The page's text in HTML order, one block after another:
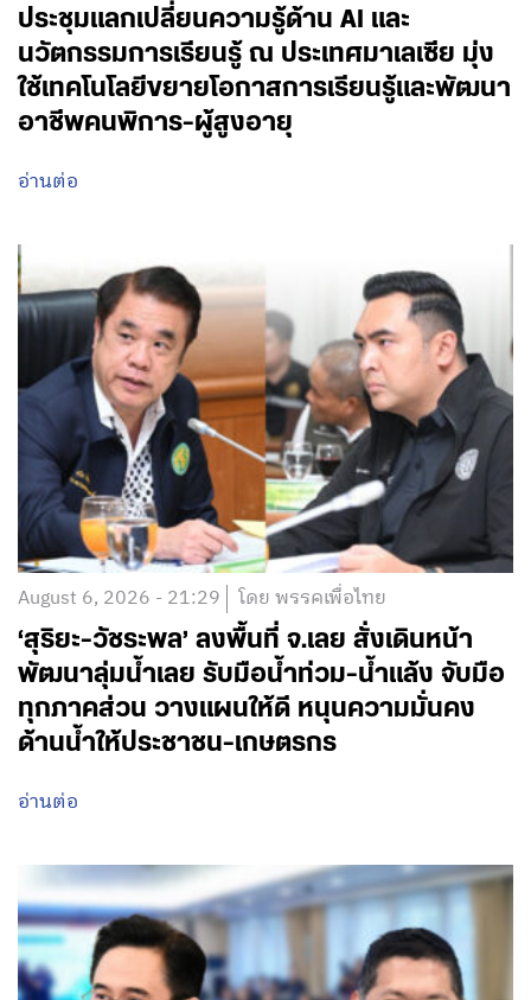
ประชุมแลกเปลี่ยนความรู้ด้าน AI และ
นวัตกรรมการเรียนรู้ ณ ประเทศมาเลเซีย มุ่ง
ใช้เทคโนโลยีขยายโอกาสการเรียนรู้และพัฒนา
อาชีพคนพิการ-ผู้สูงอายุ
อ่านต่อ
August 6, 2026 - 21:29 โดย พรรคเพื่อไทย
‘สุริยะ-วัชระพล’ ลงพื้นที่ จ.เลย สั่งเดินหน้า
พัฒนาลุ่มน้ำเลย รับมือน้ำท่วม-น้ำแล้ง จับมือ
ทุกภาคส่วน วางแผนให้ดี หนุนความมั่นคง
ด้านน้ำให้ประชาชน-เกษตรกร
อ่านต่อ